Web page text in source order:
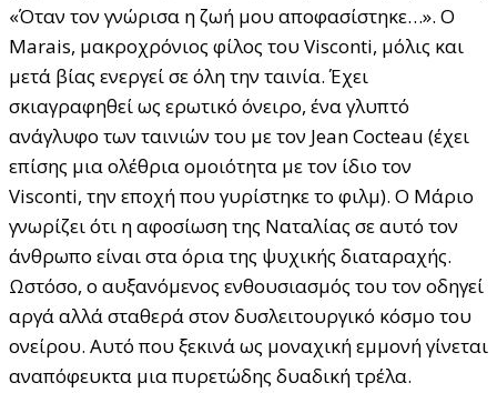
«Όταν τον γνώρισα η ζωή μου αποφασίστηκε…». Ο
Marais, μακροχρόνιος φίλος του Visconti, μόλις και
μετά βίας ενεργεί σε όλη την ταινία. Έχει
σκιαγραφηθεί ως ερωτικό όνειρο, ένα γλυπτό
ανάγλυφο των ταινιών του με τον Jean Cocteau (έχει
επίσης μια ολέθρια ομοιότητα με τον ίδιο τον
Visconti, την εποχή που γυρίστηκε το φιλμ). Ο Μάριο
γνωρίζει ότι η αφοσίωση της Ναταλίας σε αυτό τον
άνθρωπο είναι στα όρια της ψυχικής διαταραχής.
Ωστόσο, ο αυξανόμενος ενθουσιασμός του τον οδηγεί
αργά αλλά σταθερά στον δυσλειτουργικό κόσμο του
ονείρου. Αυτό που ξεκινά ως μοναχική εμμονή γίνεται
αναπόφευκτα μια πυρετώδης δυαδική τρέλα.